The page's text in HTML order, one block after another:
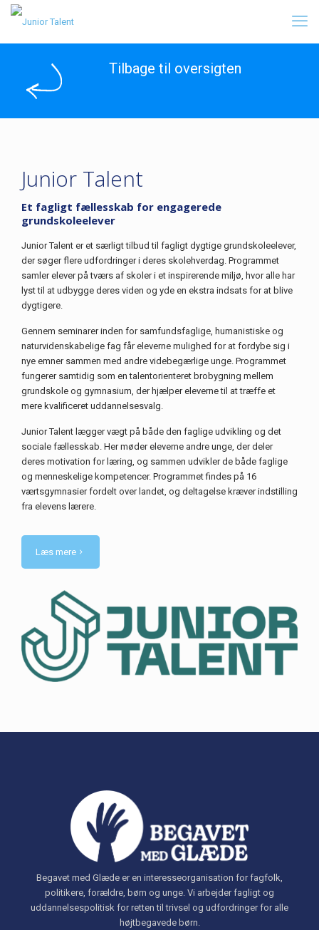
Tilbage til oversigten
Junior Talent
Et fagligt fællesskab for engagerede
grundskoleelever
Junior Talent er et særligt tilbud til fagligt dygtige grundskoleelever,
der søger flere udfordringer i deres skolehverdag. Programmet
samler elever på tværs af skoler i et inspirerende miljø, hvor alle har
lyst til at udbygge deres viden og yde en ekstra indsats for at blive
dygtigere.
Gennem seminarer inden for samfundsfaglige, humanistiske og
naturvidenskabelige fag får eleverne mulighed for at fordybe sig i
nye emner sammen med andre videbegærlige unge. Programmet
fungerer samtidig som en talentorienteret brobygning mellem
grundskole og gymnasium, der hjælper eleverne til at træffe et
mere kvalificeret uddannelsesvalg.
Junior Talent lægger vægt på både den faglige udvikling og det
sociale fællesskab. Her møder eleverne andre unge, der deler
deres motivation for læring, og sammen udvikler de både faglige
og menneskelige kompetencer. Programmet findes på 16
værtsgymnasier fordelt over landet, og deltagelse kræver indstilling
fra elevens lærere.
Læs mere
Begavet med Glæde er en interesseorganisation for fagfolk,
politikere, forældre, børn og unge. Vi arbejder fagligt og
uddannelsespolitisk for retten til trivsel og udfordringer for alle
højtbegavede børn.